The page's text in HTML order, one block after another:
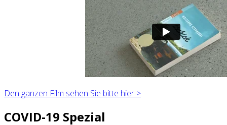
Den ganzen Film sehen Sie bitte hier >
COVID-19 Spezial